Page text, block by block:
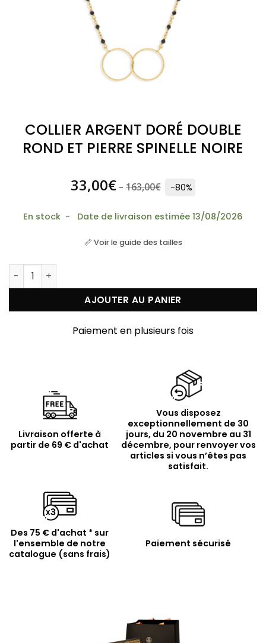
COLLIER ARGENT DORÉ DOUBLE
ROND ET PIERRE SPINELLE NOIRE
33,00€ - 163,00€ -80%
En stock - Date de livraison estimée 13/08/2026
📏 Voir le guide des tailles
quantité de Collier argent doré double rond et
AJOUTER AU PANIER
Paiement en plusieurs fois
Livraison offerte à
partir de 69 € d'achat
Vous disposez
exceptionnellement de 30
jours, du 20 novembre au 31
décembre, pour renvoyer vos
articles si vous n’êtes pas
satisfait.
Des 75 € d'achat * sur
l'ensemble de notre
catalogue (sans frais)
Paiement sécurisé